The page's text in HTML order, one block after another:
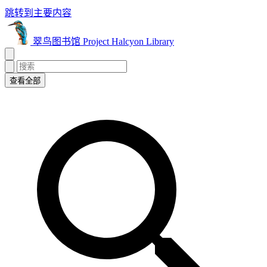
跳转到主要内容
翠鸟图书馆 Project Halcyon Library
查看全部